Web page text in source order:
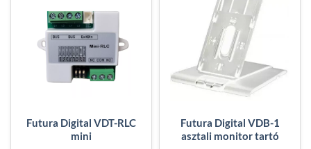
Futura Digital VDT-RLC
mini
Futura Digital VDB-1
asztali monitor tartó